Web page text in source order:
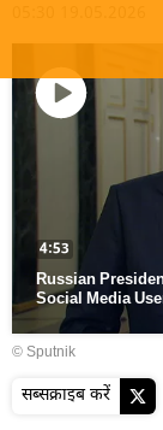
Russian
Social Media
4:53
© Sputnik
सब्सक्राइब करें